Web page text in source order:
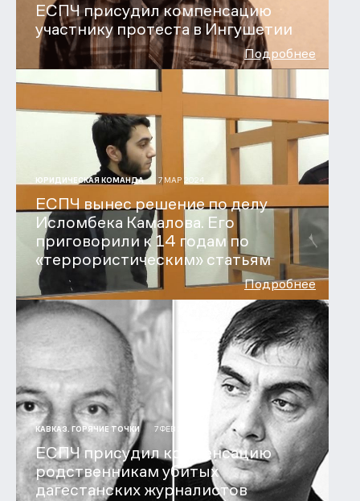
ЕСПЧ присудил компенсацию
участнику протеста в Ингушетии
Подробнее
ЮРИДИЧЕСКАЯ КОМАНДА 7 МАР 2024
ЕСПЧ вынес решение по делу
Исломбека Камалова. Его
приговорили к 14 годам по
«террористическим» статьям
Подробнее
КАВКАЗ. ГОРЯЧИЕ ТОЧКИ 7 ФЕВ 2024
ЕСПЧ присудил компенсацию
родственникам убитых
дагестанских журналистов